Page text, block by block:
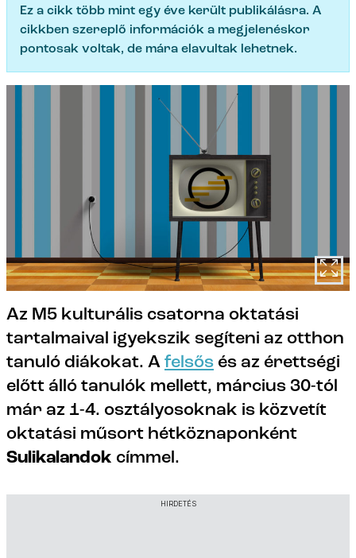
Ez a cikk több mint egy éve került publikálásra. A
cikkben szereplő információk a megjelenéskor
pontosak voltak, de mára elavultak lehetnek.
Az M5 kulturális csatorna oktatási
tartalmaival igyekszik segíteni az otthon
tanuló diákokat. A felsős és az érettségi
előtt álló tanulók mellett, március 30-tól
már az 1-4. osztályosoknak is közvetít
oktatási műsort hétköznaponként
Sulikalandok címmel.
HIRDETÉS